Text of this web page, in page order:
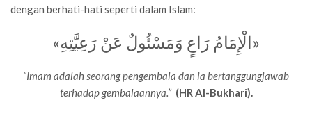
dengan berhati-hati seperti dalam Islam:
«الْإِمَامُ رَاعٍ وَمَسْئُولٌ عَنْ رَعِيَّتِهِ»
“Imam adalah seorang pengembala dan ia bertanggungjawab
terhadap gembalaannya.” (HR Al-Bukhari).